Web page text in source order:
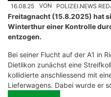
16.08.25 VON POLIZEI.NEWS
Freitagnacht (15.8.2025) hat
Winterthur einer Kontrolle
entzogen.
Bei seiner Flucht auf der A1 in
Dietlikon zunächst eine
kollidierte anschliessend mit
Lieferwagens. Dabei wurde er